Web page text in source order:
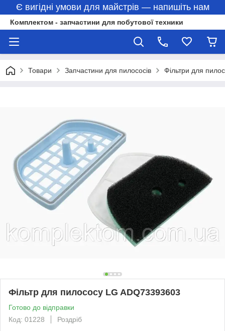
Є вигідні умови для майстрів — напишіть нам
Комплектом - запчастини для побутової техники
Товари Запчастини для пилососів Фільтри для
Фільтр для пилососу LG ADQ73393603
Готово до відправки
Код: 01228
Роздріб